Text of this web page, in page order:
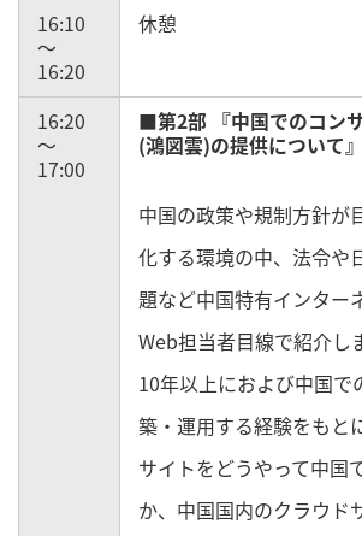
16:10
～
16:20
休憩
16:20
～
17:00
■第2部 『中国でのコン
(鴻図雲)の提供について
中国の政策や規制方針が
化する環境の中、法令や
題など中国特有インター
Web担当者目線で紹介し
10年以上におよび中国で
築・運用する経験をもと
サイトをどうやって中国
か、中国国内のクラウド